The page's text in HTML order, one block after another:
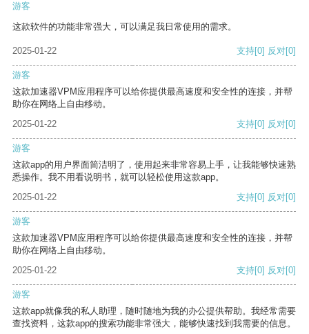
游客
这款软件的功能非常强大，可以满足我日常使用的需求。
2025-01-22 支持[0] 反对[0]
游客
这款加速器VPM应用程序可以给你提供最高速度和安全性的连接，并帮
助你在网络上自由移动。
2025-01-22
支持[0] 反对[0]
游客
这款app的用户界面简洁明了，使用起来非常容易上手，让我能够快速熟
悉操作。我不用看说明书，就可以轻松使用这款app。
2025-01-22
支持[0] 反对[0]
游客
这款加速器VPM应用程序可以给你提供最高速度和安全性的连接，并帮
助你在网络上自由移动。
2025-01-22
支持[0] 反对[0]
游客
这款app就像我的私人助理，随时随地为我的办公提供帮助。我经常需要
查找资料，这款app的搜索功能非常强大，能够快速找到我需要的信息。